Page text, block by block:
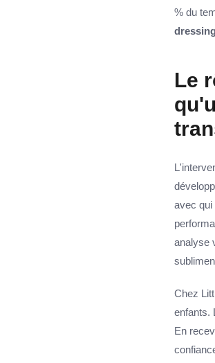
% du
dressing
Le
avec qui
analyse
Chez
enfants.
En